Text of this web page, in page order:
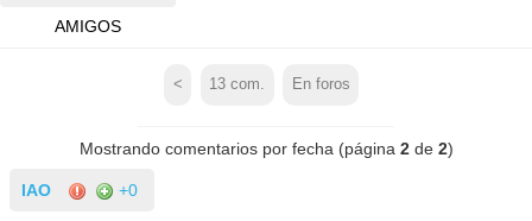
AMIGOS
< 13 com. En foros
Mostrando comentarios por fecha (página 2de 2)
IAO +0